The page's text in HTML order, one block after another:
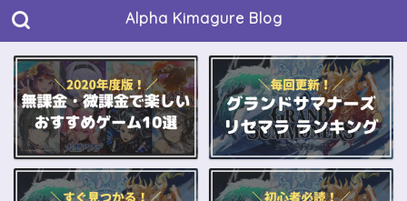
Alpha Kimagure Blog